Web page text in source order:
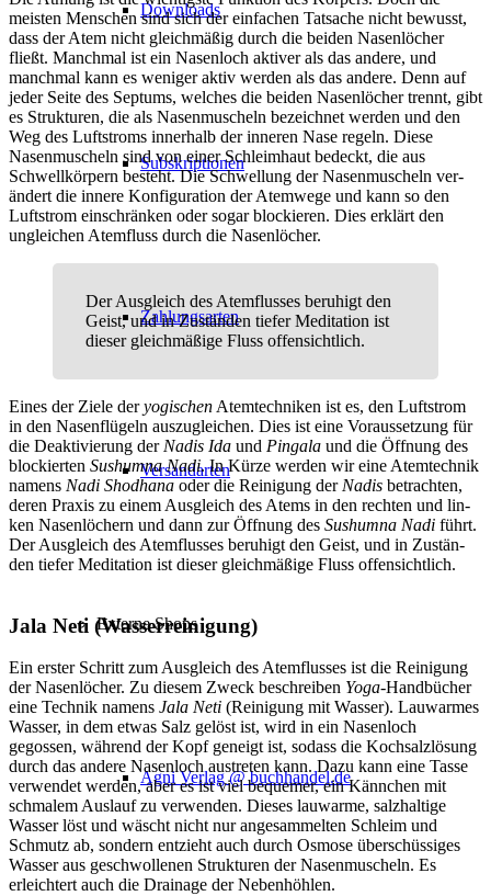
Downloads
Subskriptionen
Zahlungsarten
Versandarten
Externe Shops
Agni Verlag @ buchhandel.de
meisten Menschen sind sich der einfachen Tatsache nicht bewusst,
dass der Atem nicht gleichmäßig durch die beiden Nasenlöcher
fließt. Manchmal ist ein Nasenloch aktiver als das andere, und
manchmal kann es weniger aktiv werden als das andere. Denn auf
jeder Seite des Septums, welches die beiden Nasenlöcher trennt, gibt
es Strukturen, die als Nasenmuscheln bezeichnet werden und den
Weg des Luftstroms innerhalb der inneren Nase regeln. Diese
Nasenmuscheln sind von einer Schleimhaut bedeckt, die aus
Schwell­­körpern besteht. Die Schwellung der Nasenmuscheln ver­
ändert die innere Konfiguration der Atemwege und kann so den
Luftstrom einschränken oder sogar blockieren. Dies erklärt den
ungleichen Atemfluss durch die Nasenlöcher.
Der Ausgleich des Atemflusses beruhigt den
Geist, und in Zu­stän­den tiefer Meditation ist
dieser gleichmäßige Fluss offen­sicht­lich.
Eines der Ziele deryogischen Atemtechniken ist es, den Luftstrom
in den Nasenflügeln auszugleichen. Dies ist eine Voraussetzung für
die Deaktivierung der Nadis Ida und Pingala und die Öffnung des
blockierten Sushumna Nadi. In Kürze werden wir eine Atemtechnik
namens Nadi Shodhana oder die Reinigung der Nadis betrachten,
deren Praxis zu einem Ausgleich des Atems in den rechten und lin­
ken Nasenlöchern und dann zur Öffnung des Sushumna Nadi führt.
Der Ausgleich des Atemflusses beruhigt den Geist, und in Zu­stän­
den tiefer Meditation ist dieser gleichmäßige Fluss offen­sicht­lich.
Jala Neti (Wasserreinigung)
Ein erster Schritt zum Ausgleich des Atemflusses ist die Reinigung
der Nasenlöcher. Zu diesem Zweck beschreiben Yoga-Handbücher
eine Technik namens Jala Neti (Reinigung mit Wasser). Lauwarmes
Wasser, in dem etwas Salz gelöst ist, wird in ein Nasenloch
gegossen, während der Kopf geneigt ist, sodass die Kochsalzlösung
durch das andere Nasenloch austreten kann. Dazu kann eine Tasse
verwendet werden, aber es ist viel bequemer, ein Kännchen mit
schmalem Aus­lauf zu verwenden. Dieses lauwarme, salzhaltige
Wasser löst und wäscht nicht nur angesammelten Schleim und
Schmutz ab, sondern entzieht auch durch Osmose überschüssiges
Wasser aus geschwol­lenen Strukturen der Nasenmuscheln. Es
erleichtert auch die Drai­nage der Nebenhöhlen.